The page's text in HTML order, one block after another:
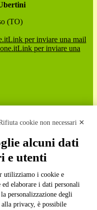
(TO)
Link per inviare una mail
Link per inviare una
cookie non necessari ✕
alcuni dati
e utenti
utilizziamo i cookie e
elaborare i dati personali
personalizzazione degli
privacy, è possibile